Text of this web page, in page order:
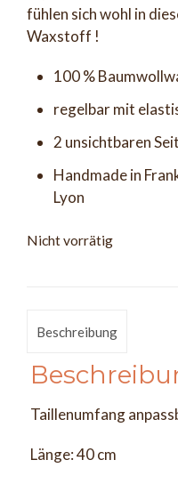
fühlen sich wohl in
Waxstoff !
100 %
regelbar mit
2 unsichtbaren
Handmade in
Lyon
Nicht vorrätig
Beschreibung
Taillenumfang
Länge: 40 cm